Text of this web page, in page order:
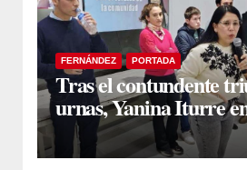
FERNÁNDEZ PORTADA
Tras el contundente
urnas, Yanina Iturre
encuentro con
en Fernández